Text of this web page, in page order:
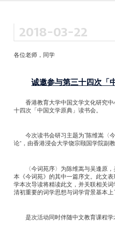
2018-03-22
各位老师，同学
诚邀参与第三十四次「
香港教育大学中国文学文化研究中
十四次「中国文学原典」读书会。
今次读书会研习主题为“陈维嵩〈
论”，由香港浸会大学饶宗颐国学院副
〈今词苑序〉为陈维嵩与吴逢原，
本《今词苑》的其中一篇序文。此文
学本次导读将精读此文，并关联相关
清初重要的词学思想与词学背景基本上
是次活动同时伴随中文教育课程学